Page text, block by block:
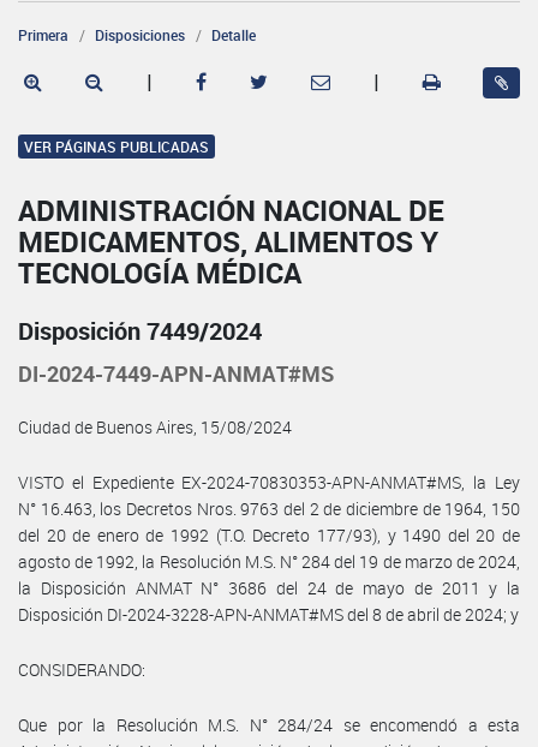
Primera Disposiciones Detalle
| |
VER PÁGINAS PUBLICADAS
ADMINISTRACIÓN NACIONAL DE
MEDICAMENTOS, ALIMENTOS Y
TECNOLOGÍA MÉDICA
Disposición 7449/2024
DI-2024-7449-APN-ANMAT#MS
Ciudad de Buenos Aires, 15/08/2024
VISTO el Expediente EX-2024-70830353-APN-ANMAT#MS, la Ley
N° 16.463, los Decretos Nros. 9763 del 2 de diciembre de 1964, 150
del 20 de enero de 1992 (T.O. Decreto 177/93), y 1490 del 20 de
agosto de 1992, la Resolución M.S. N° 284 del 19 de marzo de 2024,
la Disposición ANMAT N° 3686 del 24 de mayo de 2011 y la
Disposición DI-2024-3228-APN-ANMAT#MS del 8 de abril de 2024; y
CONSIDERANDO:
Que por la Resolución M.S. N° 284/24 se encomendó a esta